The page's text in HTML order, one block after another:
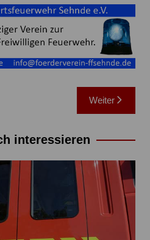
Weiter
interessieren